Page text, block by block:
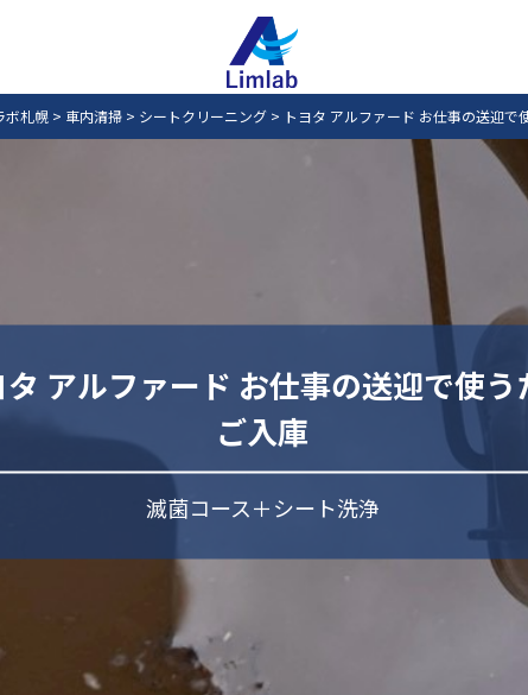
ボ札幌> 車内清掃> シートクリーニング> トヨタ アルファード お仕事の送迎で
タ アルファード お仕事の送迎で使う
ご入庫
滅菌コース＋シート洗浄